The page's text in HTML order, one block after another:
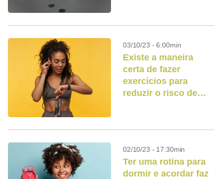
03/10/23 - 6:00min
Existe a maneira
certa de fazer
exercícios para
reduzir o risco de
02/10/23 - 17:30min
Ter uma rotina para
dormir e acordar faz